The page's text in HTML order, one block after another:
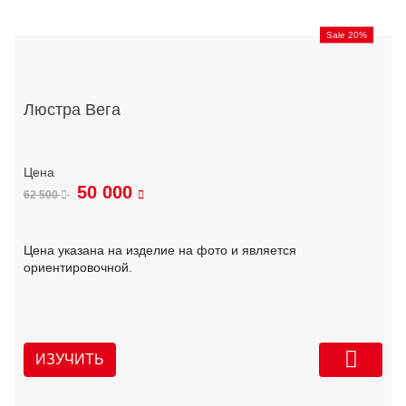
Sale 20%
Люстра Вега
62 500 50 000
Цена указана на изделие на фото и является
ориентировочной.
ИЗУЧИТЬ